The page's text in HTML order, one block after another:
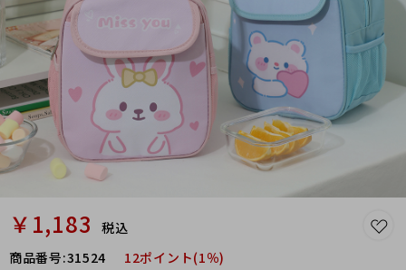
￥1,183
税込
商品番号:31524 12ポイント(1％)